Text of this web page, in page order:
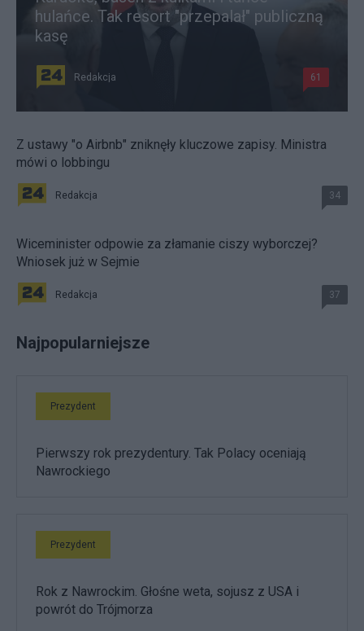
hulańce. Tak resort "przepalał" publiczną
kasę
Redakcja 61
Z ustawy "o Airbnb" zniknęły kluczowe zapisy. Ministra
mówi o lobbingu
Redakcja 34
Wiceminister odpowie za złamanie ciszy wyborczej?
Wniosek już w Sejmie
Redakcja 37
Najpopularniejsze
Prezydent
Pierwszy rok prezydentury. Tak Polacy oceniają
Nawrockiego
Prezydent
Rok z Nawrockim. Głośne weta, sojusz z USA i
powrót do Trójmorza